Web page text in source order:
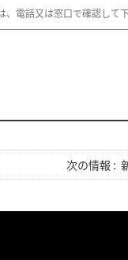
電話又は窓口で確認して下
次の情報 :